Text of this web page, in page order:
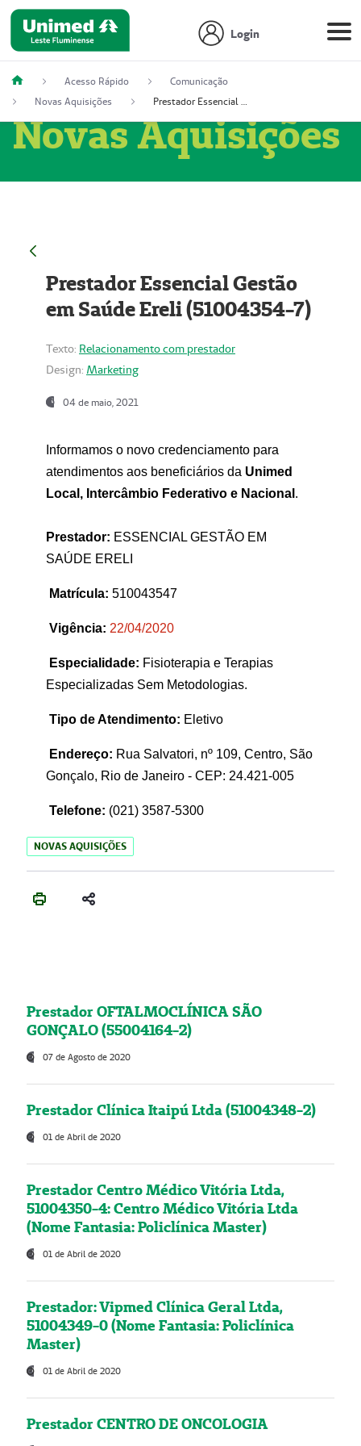
Login
Acesso Rápido
Comunicação
Novas Aquisições
Prestador Essencial Gestão em Saúde Ereli (51004354-7)
Novas Aquisições
Prestador Essencial Gestão
em Saúde Ereli (51004354-7)
Texto: Relacionamento com prestador
Design: Marketing
04 de maio, 2021
Informamos o novo credenciamento para
atendimentos aos beneficiários da Unimed
Local, Intercâmbio Federativo e Nacional .
Prestador: ESSENCIAL GESTÃO EM
SAÚDE ERELI
Matrícula: 510043547
Vigência: 22/04/2020
Especialidade: Fisioterapia e Terapias
Especializadas Sem Metodologias.
Tipo de Atendimento: Eletivo
Endereço: Rua Salvatori, nº 109, Centro, São
Gonçalo, Rio de Janeiro - CEP: 24.421-005
Telefone: (021) 3587-5300
NOVAS AQUISIÇÕES
Prestador OFTALMOCLÍNICA SÃO
GONÇALO (55004164-2)
07 de Agosto de 2020
Prestador Clínica Itaipú Ltda (51004348-2)
01 de Abril de 2020
Prestador Centro Médico Vitória Ltda,
51004350-4: Centro Médico Vitória Ltda
(Nome Fantasia: Policlínica Master)
01 de Abril de 2020
Prestador: Vipmed Clínica Geral Ltda,
51004349-0 (Nome Fantasia: Policlínica
Master)
01 de Abril de 2020
Prestador CENTRO DE ONCOLOGIA